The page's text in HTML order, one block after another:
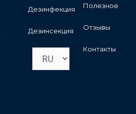
Дезинфекция
Дезинсекция
Полезное
Отзывы
Контакты